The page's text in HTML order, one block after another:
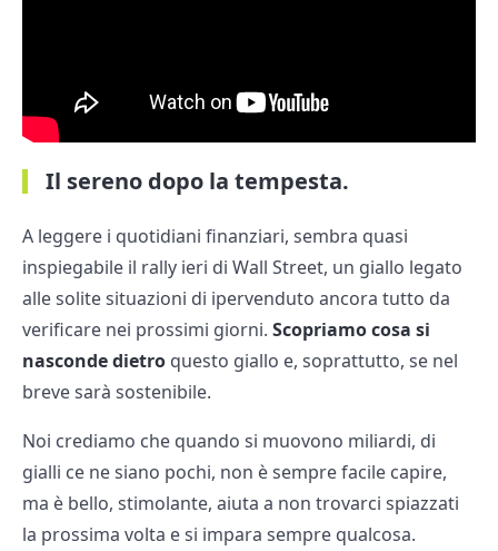
Il sereno dopo la tempesta.
A leggere i quotidiani finanziari, sembra quasi
inspiegabile il rally ieri di Wall Street, un giallo legato
alle solite situazioni di ipervenduto ancora tutto da
verificare nei prossimi giorni. Scopriamo cosa si
nasconde dietro questo giallo e, soprattutto, se nel
breve sarà sostenibile.
Noi crediamo che quando si muovono miliardi, di
gialli ce ne siano pochi, non è sempre facile capire,
ma è bello, stimolante, aiuta a non trovarci spiazzati
la prossima volta e si impara sempre qualcosa.